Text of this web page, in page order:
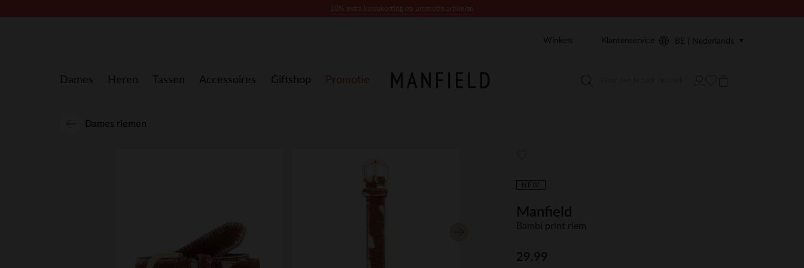
Dames Heren Tassen Accessoires Giftshop Promotie
Winkels Klantenservice BE | Nederlands
Dames riemen
NEW
Manfield
Bambi print riem
29.99